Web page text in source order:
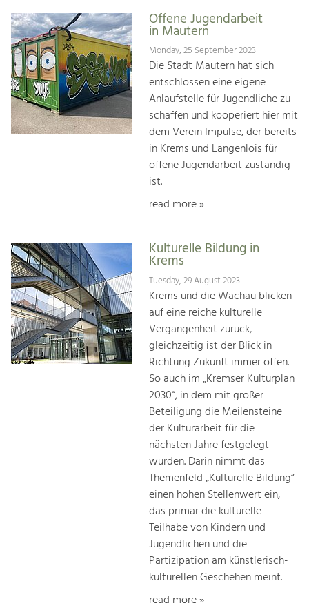
Offene Jugendarbeit
in Mautern
Monday, 25 September 2023
Die Stadt Mautern hat sich
entschlossen eine eigene
Anlaufstelle für Jugendliche zu
schaffen und kooperiert hier mit
dem Verein Impulse, der bereits
in Krems und Langenlois für
offene Jugendarbeit zuständig
ist.
read more »
Kulturelle Bildung in
Krems
Tuesday, 29 August 2023
Krems und die Wachau blicken
auf eine reiche kulturelle
Vergangenheit zurück,
gleichzeitig ist der Blick in
Richtung Zukunft immer offen.
So auch im „Kremser Kulturplan
2030“, in dem mit großer
Beteiligung die Meilensteine
der Kulturarbeit für die
nächsten Jahre festgelegt
wurden. Darin nimmt das
Themenfeld „Kulturelle Bildung“
einen hohen Stellenwert ein,
das primär die kulturelle
Teilhabe von Kindern und
Jugendlichen und die
Partizipation am künstlerisch-
kulturellen Geschehen meint.
read more »